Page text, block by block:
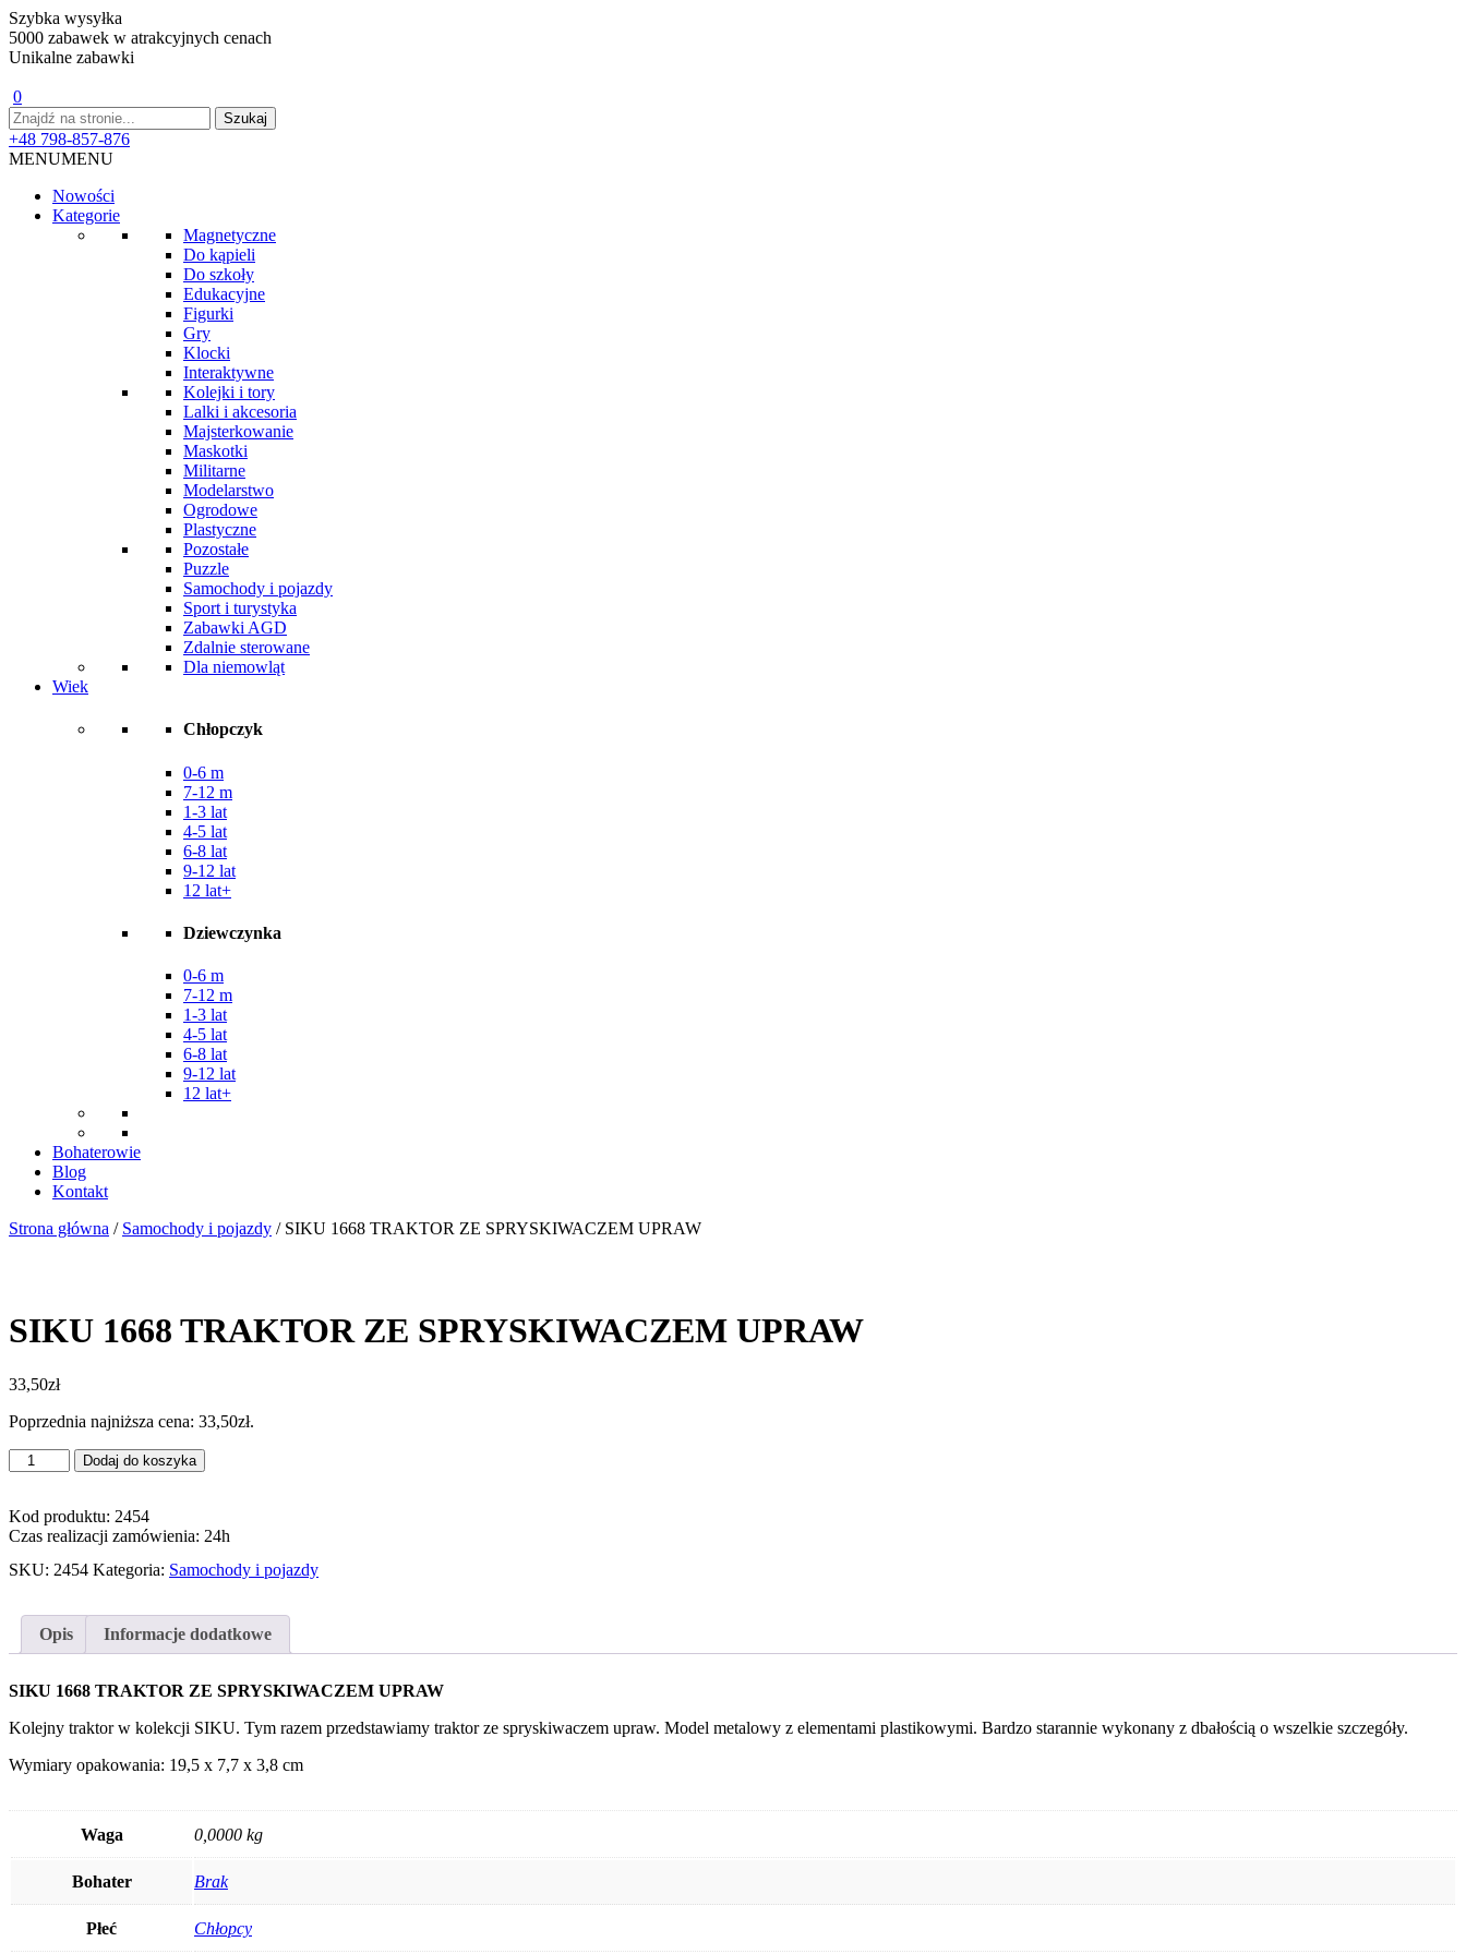
Szybka wysyłka
5000 zabawek w atrakcyjnych cenach
Unikalne zabawki
0
+48 798-857-876
MENUMENU
Nowości
Kategorie
Magnetyczne
Do kąpieli
Do szkoły
Edukacyjne
Figurki
Gry
Klocki
Interaktywne
Kolejki i tory
Lalki i akcesoria
Majsterkowanie
Maskotki
Militarne
Modelarstwo
Ogrodowe
Plastyczne
Pozostałe
Puzzle
Samochody i pojazdy
Sport i turystyka
Zabawki AGD
Zdalnie sterowane
Dla niemowląt
Wiek
Chłopczyk
0-6 m
7-12 m
1-3 lat
4-5 lat
6-8 lat
9-12 lat
12 lat+
Dziewczynka
0-6 m
7-12 m
1-3 lat
4-5 lat
6-8 lat
9-12 lat
12 lat+
Bohaterowie
Blog
Kontakt
Strona główna / Samochody i pojazdy / SIKU 1668 TRAKTOR ZE SPRYSKIWACZEM UPRAW
SIKU 1668 TRAKTOR ZE SPRYSKIWACZEM UPRAW
33,50zł
Poprzednia najniższa cena: 33,50zł.
ilość
SIKU
TRAKTOR
ZE
UPRAW
Dodaj do koszyka
Kod produktu: 2454
Czas realizacji zamówienia: 24h
SKU: 2454 Kategoria: Samochody i pojazdy
Opis Informacje dodatkowe
SIKU 1668 TRAKTOR ZE SPRYSKIWACZEM UPRAW
Kolejny traktor w kolekcji SIKU. Tym razem przedstawiamy traktor ze spryskiwaczem upraw. Model metalowy z elementami plastikowymi. Bardzo starannie wykonany z dbałością o wszelkie szczegóły.
Wymiary opakowania: 19,5 x 7,7 x 3,8 cm
Waga 0,0000 kg
Bohater Brak
Płeć Chłopcy